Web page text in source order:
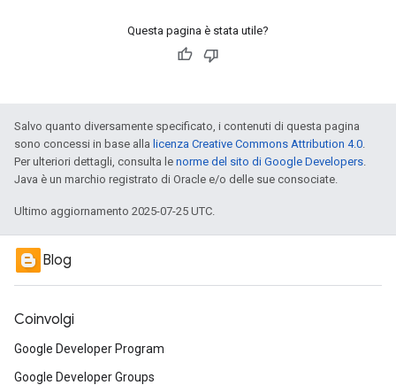
Questa pagina è stata utile?
Salvo quanto diversamente specificato, i contenuti di questa pagina
sono concessi in base alla licenza Creative Commons Attribution 4.0.
Per ulteriori dettagli, consulta le norme del sito di Google Developers.
Java è un marchio registrato di Oracle e/o delle sue consociate.
Ultimo aggiornamento 2025-07-25 UTC.
Blog
Coinvolgi
Google Developer Program
Google Developer Groups